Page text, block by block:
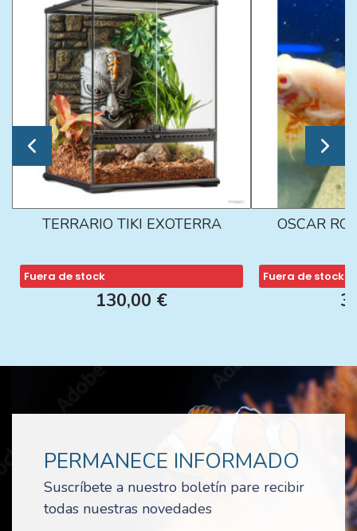
TERRARIO TIKI EXOTERRA
Fuera de stock
130,00 €
OSCAR
Fuera de stock
PERMANECE INFORMADO
Suscríbete a nuestro boletín pare recibir
todas nuestras novedades